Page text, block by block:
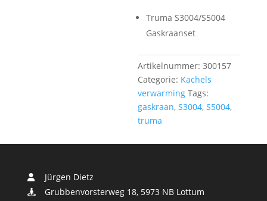
Truma S3004/S5004
Gaskraanset
Artikelnummer:300157
Categorie: Kachels
verwarming Tags:
gaskraan,S3004,S5004,
truma
Jürgen Dietz
Grubbenvorsterweg 18, 5973 NB Lottum